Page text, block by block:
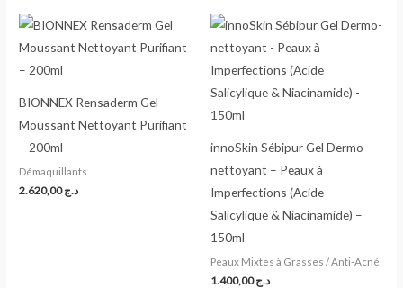
BIONNEX Rensaderm Gel
Moussant Nettoyant Purifiant
– 200ml
Démaquillants
د.ج2.620,00
innoSkin Sébipur Gel Dermo-
nettoyant – Peaux à
Imperfections (Acide
Salicylique & Niacinamide) –
150ml
Peaux Mixtes à Grasses / Anti-Acné
د.ج1.400,00